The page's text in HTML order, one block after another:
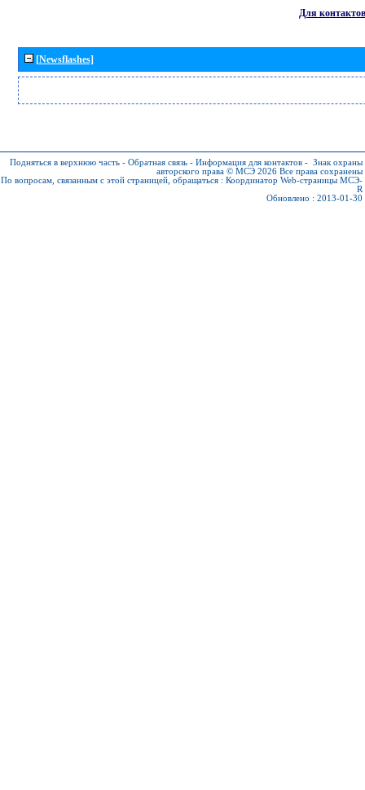
Для контактов
[Newsflashes]
Подняться в верхнюю часть - Обратная связь - Информация для контактов - Знак охраны
авторского права © МСЭ 2026 Все права сохранены
По вопросам, связанным с этой страницей, обращаться : Координатор Web-страницы МСЭ-
R
Обновлено : 2013-01-30